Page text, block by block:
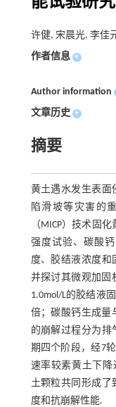
许健, 宋晨光, 李佳
作者信息 +
Author information
文章历史 +
摘要
黄土遇水发生表面
陷滑坡等灾害的
（MICP）技术固
强度试验、碳酸
度、胶结液浓度和
并探讨其微观加固
1.0mol/L的胶结液
倍；碳酸钙生成量
的崩解过程分为排
期四个阶段，经7
速率较素黄土下降
土颗粒共同形成了
度和抗崩解性能.